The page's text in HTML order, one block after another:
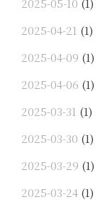
2025-04-21 (1)
2025-04-09 (1)
2025-04-06 (1)
2025-03-31 (1)
2025-03-30 (1)
2025-03-29 (1)
2025-03-24 (1)